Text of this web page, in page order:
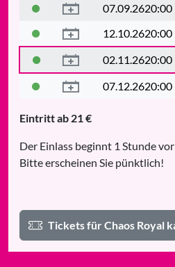
07.09.2620:00
12.10.2620:00
02.11.2620:00
07.12.2620:00
Eintritt ab 21 €
Der Einlass beginnt 1 Stunde
Bitte erscheinen Sie pünktlich!
Tickets für Chaos Royal